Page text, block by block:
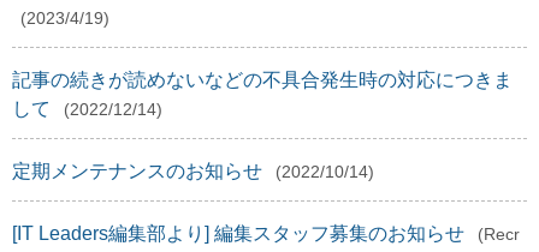
(2023/4/19)
記事の続きが読めないなどの不具合発生時の対応につきま
して
(2022/12/14)
定期メンテナンスのお知らせ (2022/10/14)
[IT Leaders編集部より] 編集スタッフ募集のお知らせ
(Recr